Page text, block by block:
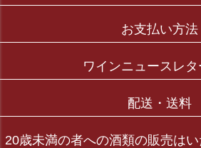
お支払い方法
ワインニュースレ
配送・送料
20歳未満の者への酒類の販売は